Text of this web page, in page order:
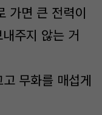
가면 큰 전력이
주지 않는 거
무화를 매섭게